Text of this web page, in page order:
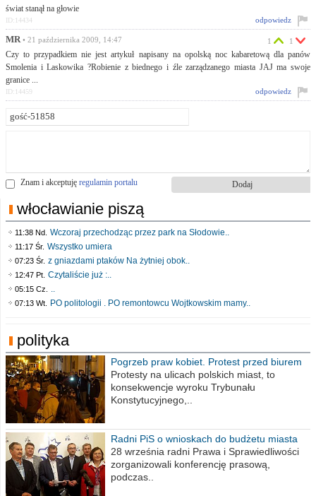
świat stanął na głowie
odpowiedz
ID:14434
MR • 21 października 2009, 14:47
Czy to przypadkiem nie jest artykuł napisany na opolską noc kabaretową dla panów
Smolenia i Laskowika ?Robienie z biednego i źle zarządzanego miasta JAJ ma swoje
granice ...
1 1
odpowiedz
ID:14459
Znam i akceptuję regulamin portalu
włocławianie piszą
11:38 Nd. Wczoraj przechodząc przez park na Słodowie..
11:17 Śr. Wszystko umiera
07:23 Śr. z gniazdami ptaków Na żytniej obok..
12:47 Pt. Czytaliście już :..
05:15 Cz. ..
07:13 Wt. PO politologii . PO remontowcu Wojtkowskim mamy..
polityka
Pogrzeb praw kobiet. Protest przed biurem
poselskim PiS
Protesty na ulicach polskich miast, to
konsekwencje wyroku Trybunału
Konstytucyjnego,..
Radni PiS o wnioskach do budżetu miasta
na 2021 rok
28 września radni Prawa i Sprawiedliwości
zorganizowali konferencję prasową,
podczas..